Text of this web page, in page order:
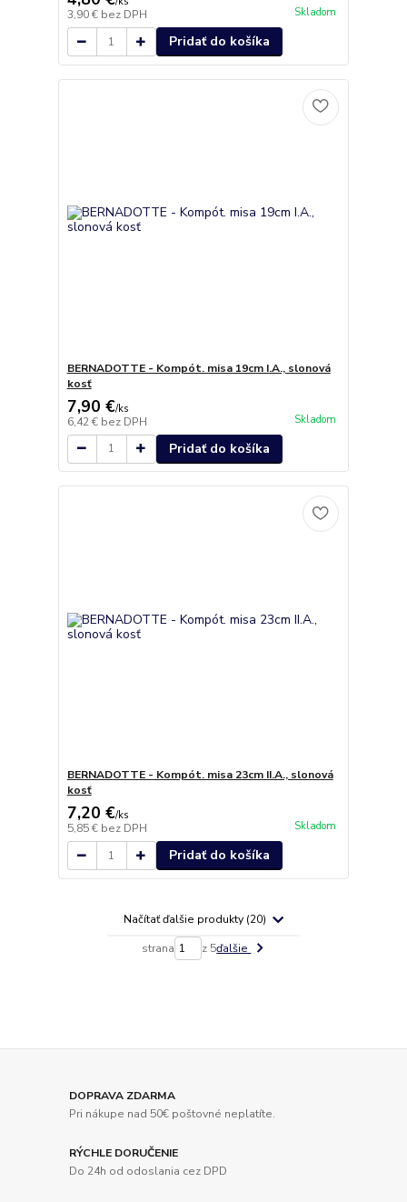
3,90 € bez DPH Skladom
Pridať do košíka
BERNADOTTE - Kompót. misa 19cm I.A., slonová
kosť
7,90 €/ks
6,42 € bez DPH Skladom
Pridať do košíka
BERNADOTTE - Kompót. misa 23cm II.A., slonová
kosť
7,20 €/ks
5,85 € bez DPH Skladom
Pridať do košíka
Načítať ďalšie produkty (20)
strana z 5ďalšie
DOPRAVA ZDARMA
Pri nákupe nad 50€ poštovné neplatíte.
RÝCHLE DORUČENIE
Do 24h od odoslania cez DPD